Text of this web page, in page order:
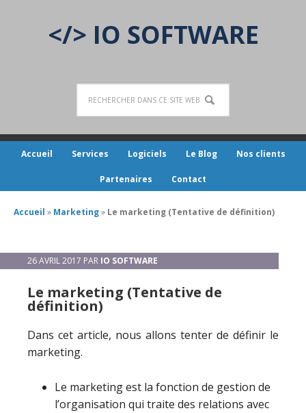
</> IO SOFTWARE
Accueil Services Logiciels Le Blog Nos clients
Partenaires Contact
Accueil » Marketing» Le marketing (Tentative de définition)
26 AVRIL 2017 PAR IO SOFTWARE
Le marketing (Tentative de
définition)
Dans cet article, nous allons tenter de définir le
marketing.
Le marketing est la fonction de gestion de
l’organisation qui traite des relations avec